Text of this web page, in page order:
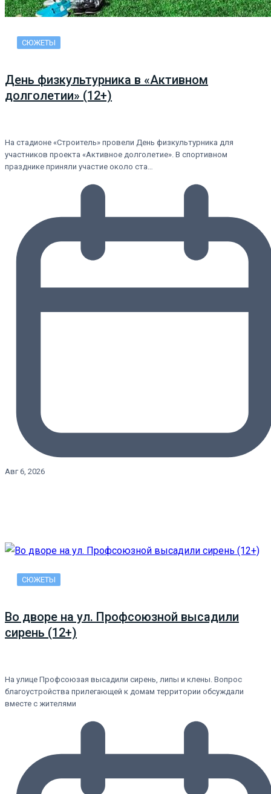
СЮЖЕТЫ
День физкультурника в «Активном
долголетии» (12+)
На стадионе «Строитель» провели День физкультурника для
участников проекта «Активное долголетие». В спортивном
празднике приняли участие около ста…
Авг 6, 2026
СЮЖЕТЫ
Во дворе на ул. Профсоюзной высадили
сирень (12+)
На улице Профсоюзая высадили сирень, липы и клены. Вопрос
благоустройства прилегающей к домам территории обсуждали
вместе с жителями